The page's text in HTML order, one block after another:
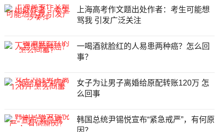
上海高考作文题出处作者：考生可能想
骂我 引发广泛关注
一喝酒就脸红的人易患两种癌？怎么回
事？
女子为让男子离婚给原配转账120万 怎
么回事
韩国总统尹锡悦宣布“紧急戒严”，有何原
因？